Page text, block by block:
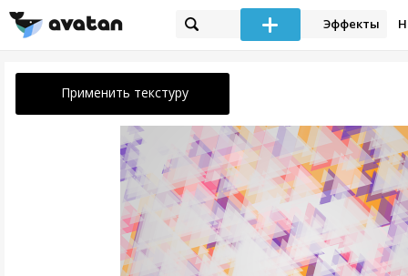
Эффекты
Применить текстуру